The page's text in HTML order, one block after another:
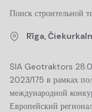
Поиск строительной
Rīga,
SIA Geotraktors
2023/175 в рамках
международной
Европейский